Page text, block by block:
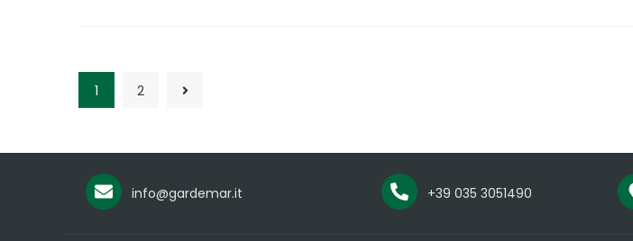
1 2
info@gardemar.it +39 035 3051490